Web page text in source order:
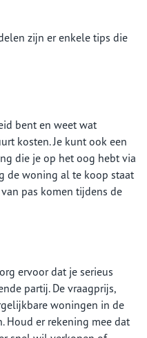
zijn er enkele tips die
bent en weet wat
kosten. Je kunt ook een
die je op het oog hebt via
de woning al te koop staat
pas komen tijdens de
ervoor dat je serieus
partij. De vraagprijs,
woningen in de
Houd er rekening mee dat